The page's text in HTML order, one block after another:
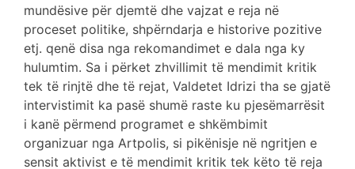
mundësive për djemtë dhe vajzat e reja në
proceset politike, shpërndarja e historive pozitive
etj. qenë disa nga rekomandimet e dala nga ky
hulumtim. Sa i përket zhvillimit të mendimit kritik
tek të rinjtë dhe të rejat, Valdetet Idrizi tha se gjatë
intervistimit ka pasë shumë raste ku pjesëmarrësit
i kanë përmend programet e shkëmbimit
organizuar nga Artpolis, si pikënisje në ngritjen e
sensit aktivist e të mendimit kritik tek këto të reja